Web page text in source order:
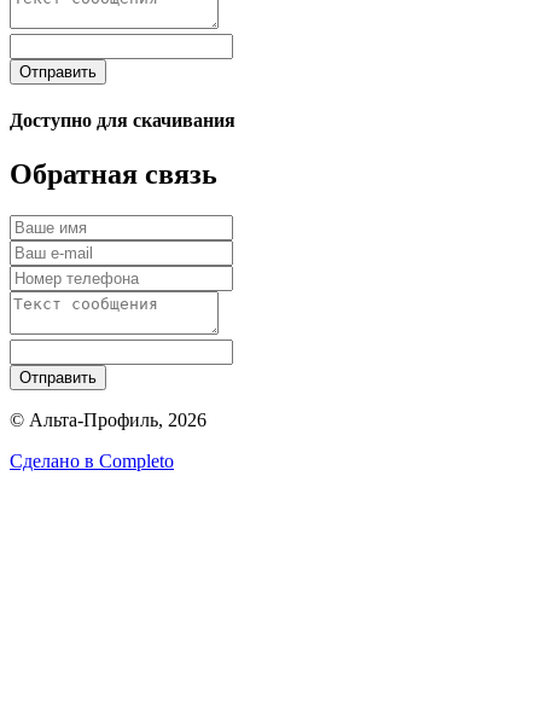
Отправить
Доступно для скачивания
Обратная связь
Отправить
© Альта-Профиль, 2026
Сделано в Completo